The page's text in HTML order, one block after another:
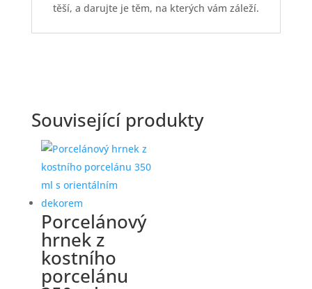
těší, a darujte je těm, na kterých vám záleží.
Související produkty
Porcelánový
hrnek z
kostního
porcelánu